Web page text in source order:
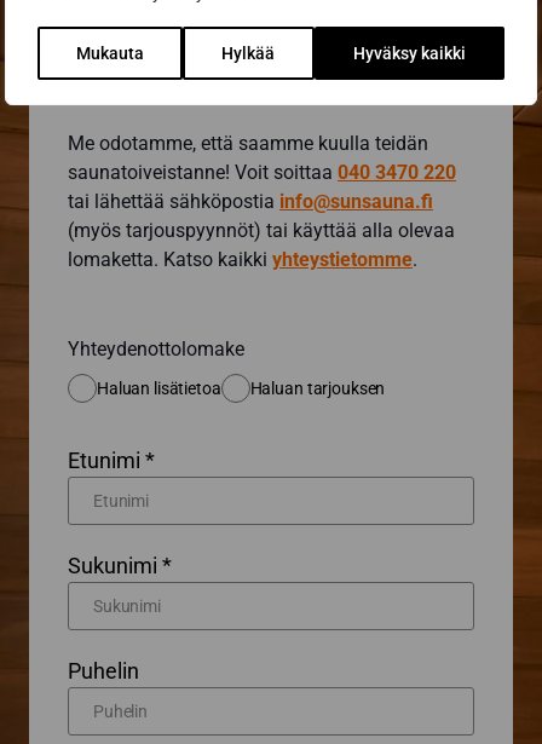
Mukauta Hylkää Hyväksy kaikki
Ota yhteyttä sauna-
asiantuntijaan
Me odotamme, että saamme kuulla teidän
saunatoiveistanne! Voit soittaa 040 3470 220
tai lähettää sähköpostia info@sunsauna.fi
(myös tarjouspyynnöt) tai käyttää alla olevaa
lomaketta. Katso kaikki yhteystietomme.
Yhteydenottolomake
Haluan lisätietoa Haluan tarjouksen
Etunimi *
Sukunimi *
Puhelin